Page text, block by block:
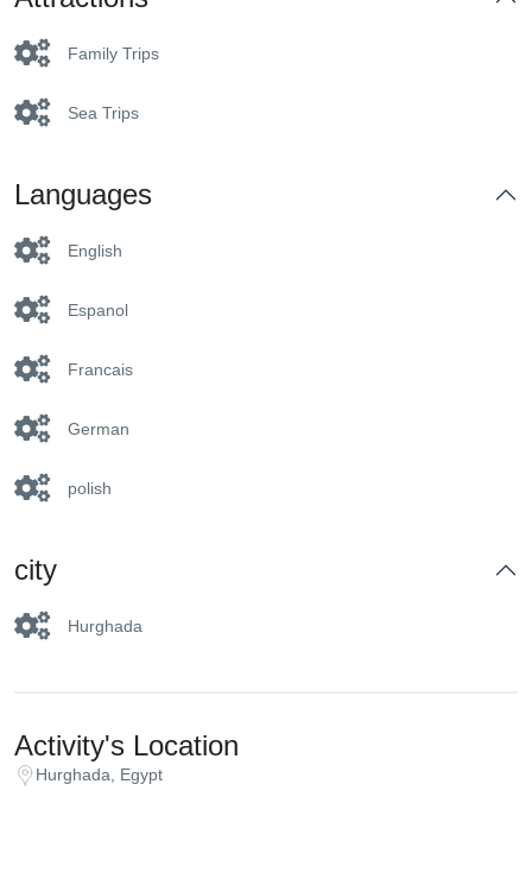
Family Trips
Sea Trips
Languages
English
Espanol
Francais
German
polish
city
Hurghada
Activity's Location
Hurghada, Egypt